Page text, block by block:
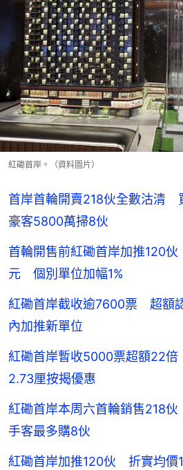
紅磡首岸。（資料圖片）
首岸首輪開賣218伙全數沽清
豪客5800萬掃8伙
首輪開售前紅磡首岸加推120
元 個別單位加幅1%
紅磡首岸截收逾7600票 超額
內加推新單位
紅磡首岸暫收5000票超額22
2.73厘按揭優惠
紅磡首岸本周六首輪銷售218
手客最多購8伙
紅磡首岸加推120伙 折實均